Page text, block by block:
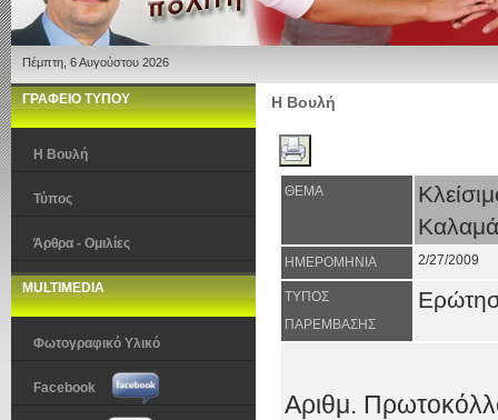
Πέμπτη, 6 Αυγούστου 2026
ΓΡΑΦΕΙΟ ΤΥΠΟΥ
Η Βουλή
Τύπος
Άρθρα - Ομιλίες
MULTIMEDIA
Φωτογραφικό Υλικό
Facebook
Η Βουλή
ΘΕΜΑ
ΗΜΕΡΟΜΗΝΙΑ 2/27/2009
ΤΥΠΟΣ
ΠΑΡΕΜΒΑΣΗΣ
Αριθμ.